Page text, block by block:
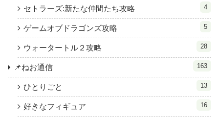
セトラーズ:新たな仲間たち攻略 4
ゲームオブドラゴンズ攻略 5
ウォータートル２攻略 28
📌ねお通信 163
ひとりごと 13
好きなフィギュア 16